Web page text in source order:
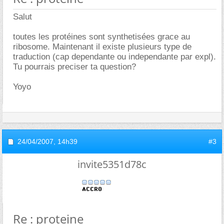
Salut
toutes les protéines sont synthetisées grace au
ribosome. Maintenant il existe plusieurs type de
traduction (cap dependante ou independante par expl).
Tu pourrais preciser ta question?
Yoyo
24/04/2007, 14h39 #3
invite5351d78c
Re : proteine